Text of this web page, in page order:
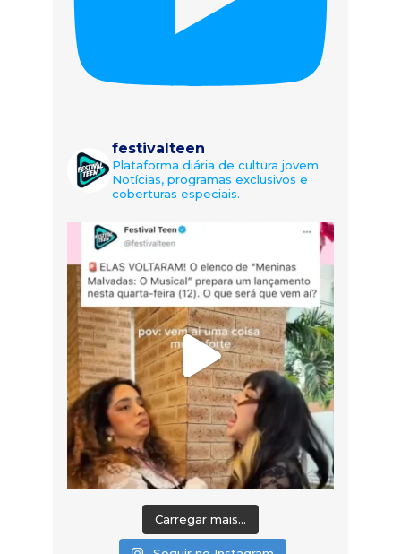
festivalteen
Plataforma diária de cultura jovem.
Notícias, programas exclusivos e
coberturas especiais.
Carregar mais...